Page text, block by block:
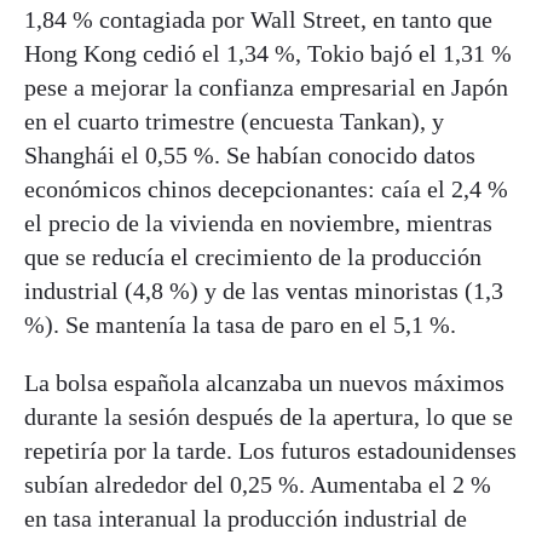
1,84 % contagiada por Wall Street, en tanto que
Hong Kong cedió el 1,34 %, Tokio bajó el 1,31 %
pese a mejorar la confianza empresarial en Japón
en el cuarto trimestre (encuesta Tankan), y
Shanghái el 0,55 %. Se habían conocido datos
económicos chinos decepcionantes: caía el 2,4 %
el precio de la vivienda en noviembre, mientras
que se reducía el crecimiento de la producción
industrial (4,8 %) y de las ventas minoristas (1,3
%). Se mantenía la tasa de paro en el 5,1 %.
La bolsa española alcanzaba un nuevos máximos
durante la sesión después de la apertura, lo que se
repetiría por la tarde. Los futuros estadounidenses
subían alrededor del 0,25 %. Aumentaba el 2 %
en tasa interanual la producción industrial de